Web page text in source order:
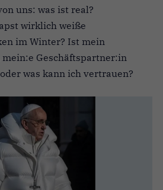
uns: was ist real?
wirklich weiße
im Winter? Ist mein
mein:e Geschäftspartner:in
was kann ich vertrauen?